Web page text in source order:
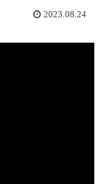
2023.08.24